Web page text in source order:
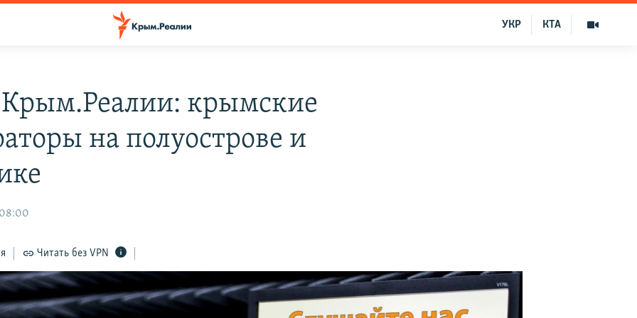
КТА
УКР
Крым.Реалии: крымские
на полуострове и
Читать без VPN